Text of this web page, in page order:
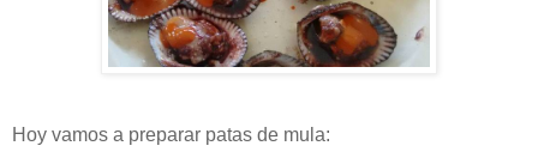
Hoy vamos a preparar patas de mula: